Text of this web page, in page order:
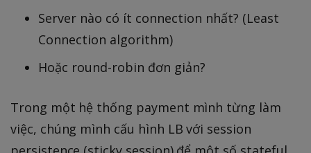
Server nào có ít connection nhất? (Least
Connection algorithm)
Hoặc round-robin đơn giản?
Trong một hệ thống payment mình từng làm
việc, chúng mình cấu hình LB với session